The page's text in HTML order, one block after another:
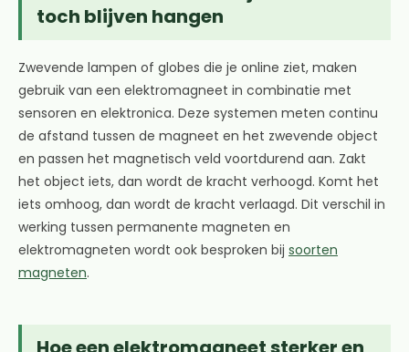
toch blijven hangen
Zwevende lampen of globes die je online ziet, maken
gebruik van een elektromagneet in combinatie met
sensoren en elektronica. Deze systemen meten continu
de afstand tussen de magneet en het zwevende object
en passen het magnetisch veld voortdurend aan. Zakt
het object iets, dan wordt de kracht verhoogd. Komt het
iets omhoog, dan wordt de kracht verlaagd. Dit verschil in
werking tussen permanente magneten en
elektromagneten wordt ook besproken bij soorten
magneten.